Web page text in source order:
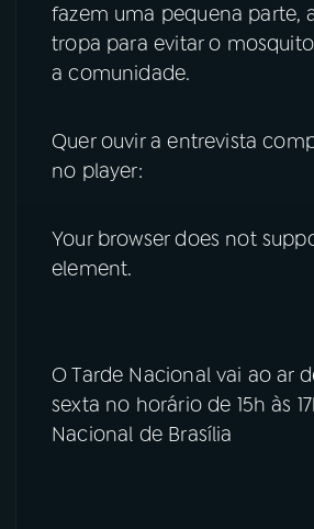
fazem uma pequena parte,
tropa para evitar o
a comunidade.
Quer ouvir a entrevista
no player:
Your browser does not
element.
O Tarde Nacional vai ao ar
sexta no horário de 15h às
Nacional de Brasília